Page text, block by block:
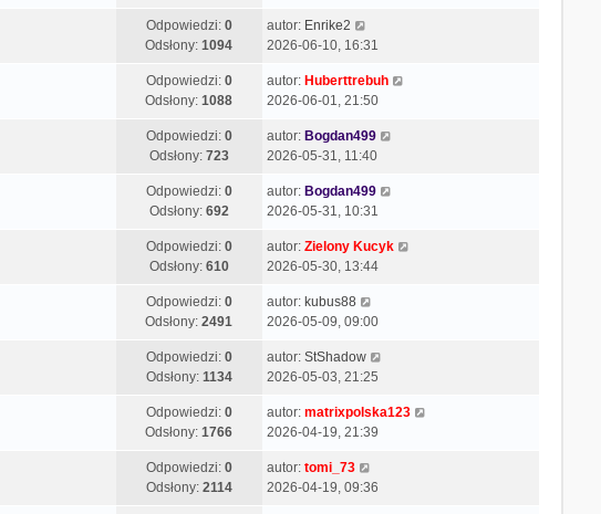
Odpowiedzi: 0
Odsłony:1094
autor: Enrike2
2026-06-10, 16:31
Odpowiedzi: 0
Odsłony:1088
autor: Huberttrebuh
2026-06-01, 21:50
Odpowiedzi: 0
Odsłony: 723
autor: Bogdan499
2026-05-31, 11:40
Odpowiedzi: 0
Odsłony: 692
autor: Bogdan499
2026-05-31, 10:31
Odpowiedzi: 0
Odsłony: 610
autor: Zielony Kucyk
2026-05-30, 13:44
Odpowiedzi: 0
Odsłony:2491
autor: kubus88
2026-05-09, 09:00
Odpowiedzi: 0
Odsłony: 1134
autor: StShadow
2026-05-03, 21:25
Odpowiedzi: 0
Odsłony:1766
autor: matrixpolska123
2026-04-19, 21:39
Odpowiedzi: 0
Odsłony: 2114
autor: tomi_73
2026-04-19, 09:36